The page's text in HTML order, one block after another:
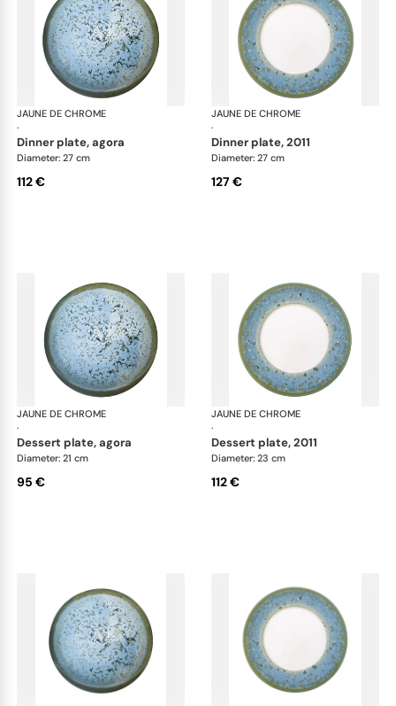
JAUNE DE CHROME
·
Nymphéa
dinner plate, agora
Diameter: 27 cm
112 €
JAUNE DE CHROME
·
dinner plate, 2011
Diameter: 27 cm
127 €
JAUNE DE CHROME
·
Nymphéa
dessert plate, agora
Diameter: 21 cm
95 €
JAUNE DE CHROME
·
dessert plate, 2011
Diameter: 23 cm
112 €